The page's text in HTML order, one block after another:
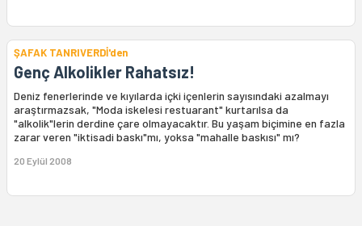
ŞAFAK TANRIVERDİ'den
Genç Alkolikler Rahatsız!
Deniz fenerlerinde ve kıyılarda içki içenlerin sayısındaki azalmayı
araştırmazsak, "Moda iskelesi restuarant" kurtarılsa da
"alkolik"lerin derdine çare olmayacaktır. Bu yaşam biçimine en fazla
zarar veren "iktisadi baskı"mı, yoksa "mahalle baskısı" mı?
20 Eylül 2008